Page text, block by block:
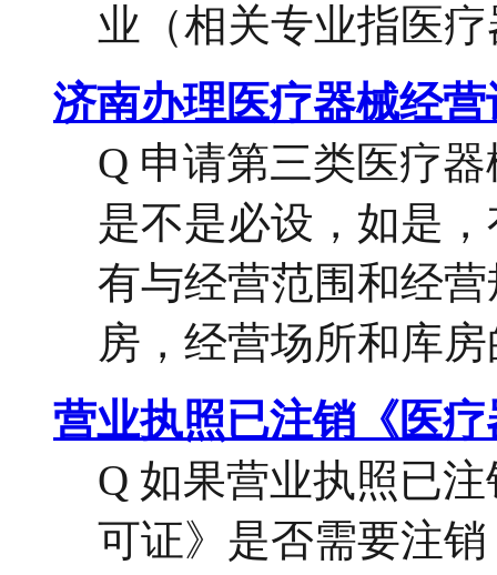
业（相关专业指医
济南办理医疗器械经
Q 申请第三类医疗
是不是必设，如是
有与经营范围和经
房，经营场所和库
营业执照已注销《医
Q 如果营业执照已
可证》是否需要注